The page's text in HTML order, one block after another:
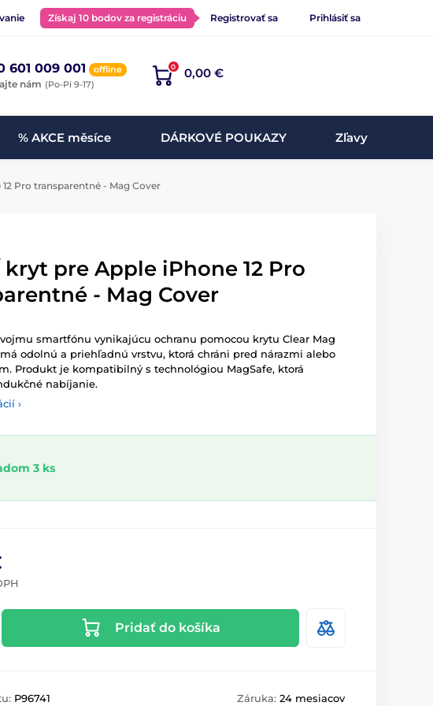
Získaj 10 bodov za registráciu Registrovať sa Prihlásiť sa
601 009 001 offline
nám (Po-Pi 9-17)
0 0,00 €
% AKCE měsíce DÁRKOVÉ POUKAZY Zľavy
Pro transparentné - Mag Cover
pre Apple iPhone 12 Pro
- Mag Cover
smartfónu vynikajúcu ochranu pomocou krytu Clear Mag
odolnú a priehľadnú vrstvu, ktorá chráni pred nárazmi alebo
Produkt je kompatibilný s technológiou MagSafe, ktorá
nabíjanie.
›
3 ks
Pridať do košíka
P96741 Záruka: 24 mesiacov